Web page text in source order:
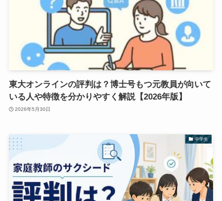
東大オンラインの評判は？博士号もつ元教員が向いて
いる人や特徴を分かりやすく解説【2026年版】
2026年5月30日
中学生